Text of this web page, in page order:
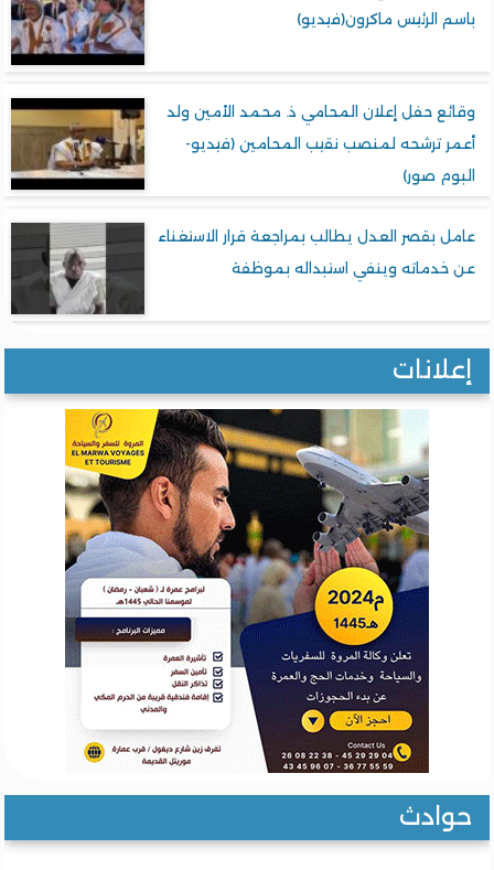
باسم الرئيس ماكرون(فيديو)
وقائع حفل إعلان المحامي ذ. محمد الأمين ولد
أعمر ترشحه لمنصب نقيب المحامين (فيديو-
البوم صور)
عامل بقصر العدل يطالب بمراجعة قرار الاستغناء
عن خدماته وينفي استبداله بموظفة
إعلانات
حوادث